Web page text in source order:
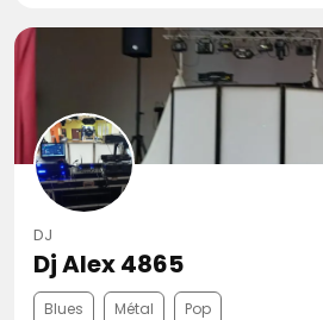
DJ
Dj Alex 4865
Blues Métal Pop